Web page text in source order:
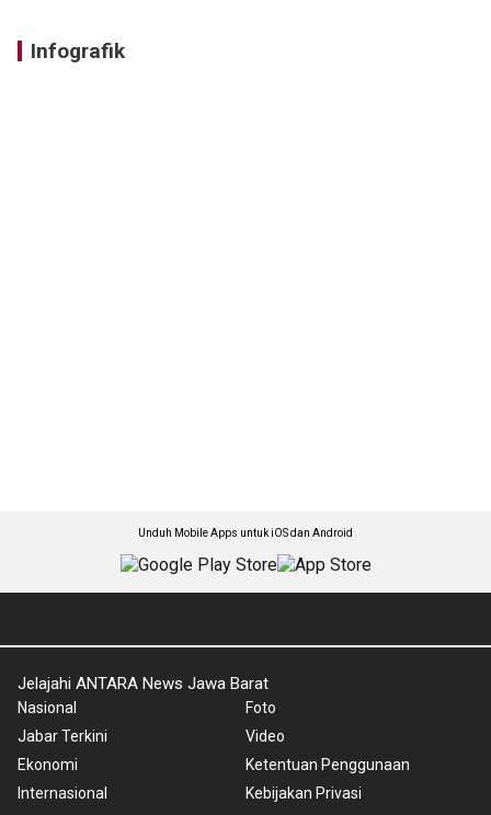
Infografik
Unduh Mobile Apps untuk iOS dan Android
Jelajahi ANTARA News Jawa Barat
Nasional
Jabar Terkini
Ekonomi
Internasional
Foto
Video
Ketentuan Penggunaan
Kebijakan Privasi